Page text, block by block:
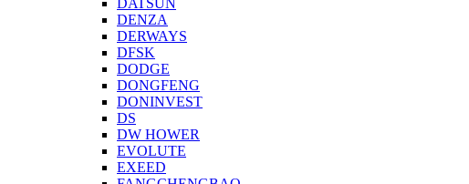
DATSUN
DENZA
DERWAYS
DFSK
DODGE
DONGFENG
DONINVEST
DS
DW HOWER
EVOLUTE
EXEED